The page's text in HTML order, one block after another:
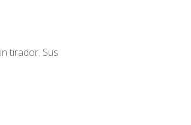
tirador. Sus